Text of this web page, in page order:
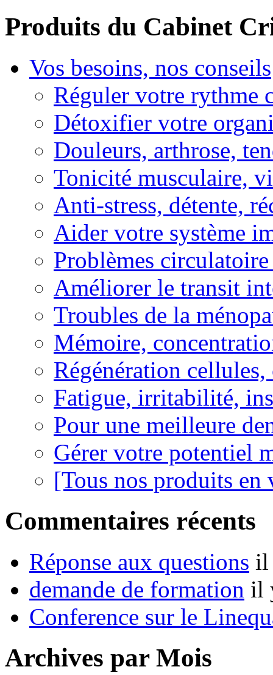
Produits du Cabinet
Vos besoins, nos conseils
Réguler votre rythme
Détoxifier votre
Douleurs, arthrose,
Tonicité musculaire,
Anti-stress, détente,
Aider votre système
Problèmes
Améliorer le transit
Troubles de la
Mémoire,
Régénération
Fatigue, irritabilité,
Pour une meilleure
Gérer votre potentiel
[Tous nos produits en
Commentaires récents
Réponse aux questions il
demande de formation il
Conference sur le
Archives par Mois